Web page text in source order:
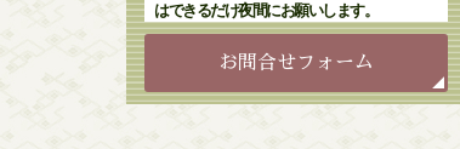
はできるだけ夜間にお願いします。
お問合せフォーム